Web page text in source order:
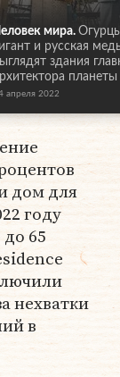
мира.
и русская
здания
планеты
апреля 2022
дом для
году
65
нехватки
в